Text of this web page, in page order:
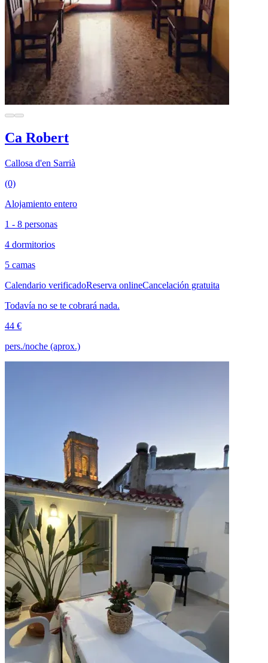
Ca Robert
Callosa d'en Sarrià
(0)
Alojamiento entero
1 - 8 personas
4 dormitorios
5 camas
Calendario verificadoReserva onlineCancelación gratuita
Todavía no se te cobrará nada.
44 €
pers./noche (aprox.)